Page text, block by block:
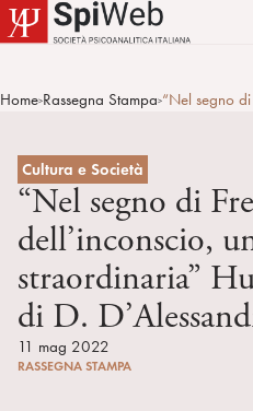
Home>Rassegna Stampa>“Nel segno
Cultura e Società
“Nel segno di
dell’inconscio,
straordinaria”
di D.
11 mag 2022
RASSEGNA STAMPA